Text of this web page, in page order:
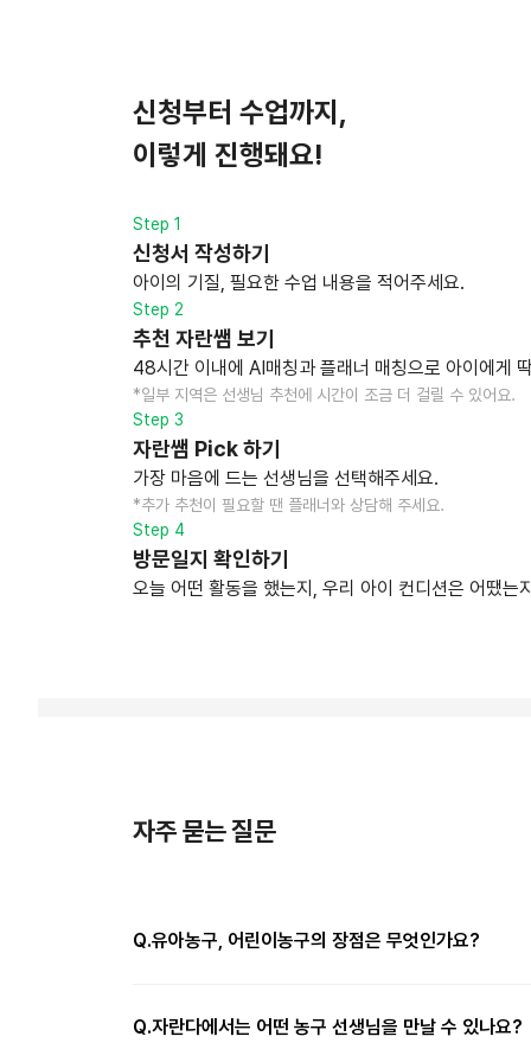
신청부터 수업까지,
이렇게 진행돼요!
Step 1
신청서 작성하기
아이의 기질, 필요한 수업 내용을 적어주세요.
Step 2
추천 자란쌤 보기
48시간 이내에 AI매칭과 플래너 매칭으로 아이에게
*일부 지역은 선생님 추천에 시간이 조금 더 걸릴 수 있어요.
Step 3
자란쌤 Pick 하기
가장 마음에 드는 선생님을 선택해주세요.
*추가 추천이 필요할 땐 플래너와 상담해 주세요.
Step 4
방문일지 확인하기
오늘 어떤 활동을 했는지, 우리 아이 컨디션은 어땠는
자주 묻는 질문
Q.유아농구, 어린이농구의 장점은 무엇인가요?
Q.자란다에서는 어떤 농구 선생님을 만날 수 있나요?